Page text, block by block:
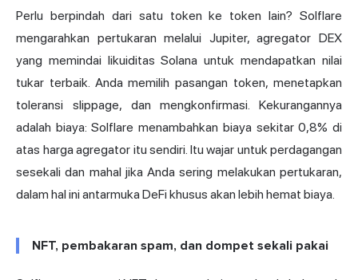
Perlu berpindah dari satu token ke token lain? Solflare
mengarahkan pertukaran melalui Jupiter, agregator DEX
yang memindai likuiditas Solana untuk mendapatkan nilai
tukar terbaik. Anda memilih pasangan token, menetapkan
toleransi slippage, dan mengkonfirmasi. Kekurangannya
adalah biaya: Solflare menambahkan biaya sekitar 0,8% di
atas harga agregator itu sendiri. Itu wajar untuk perdagangan
sesekali dan mahal jika Anda sering melakukan pertukaran,
dalam hal ini antarmuka DeFi khusus akan lebih hemat biaya.
NFT, pembakaran spam, dan dompet sekali pakai